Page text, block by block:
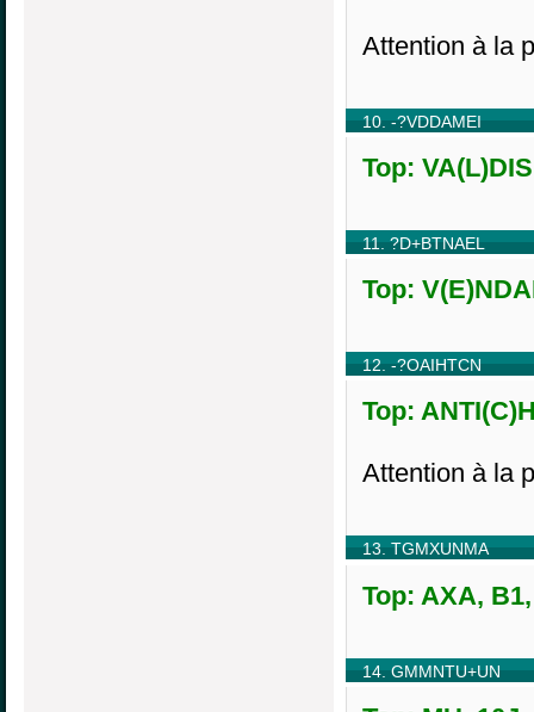
Attention à la
10. -?VDDAMEI
Top:
11. ?D+BTNAEL
Top:
12. -?OAIHTCN
Top:
Attention à la
13. TGMXUNMA
Top: AXA,
14. GMMNTU+UN